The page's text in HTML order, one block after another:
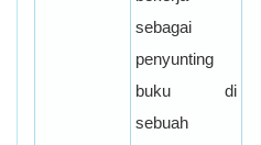
sebagai
penyunting
buku di
sebuah